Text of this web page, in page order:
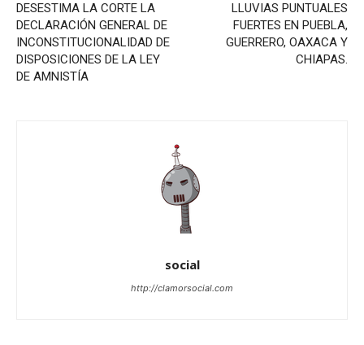
DESESTIMA LA CORTE LA
DECLARACIÓN GENERAL DE
INCONSTITUCIONALIDAD DE
DISPOSICIONES DE LA LEY
DE AMNISTÍA
LLUVIAS PUNTUALES
FUERTES EN PUEBLA,
GUERRERO, OAXACA Y
CHIAPAS.
social
http://clamorsocial.com